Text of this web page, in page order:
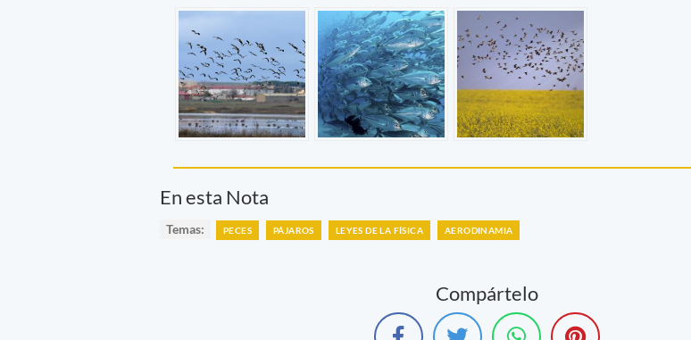
En esta Nota
Temas: PECES PÁJAROS LEYES DE LA FÍSICA AERODINAMIA
Compártelo